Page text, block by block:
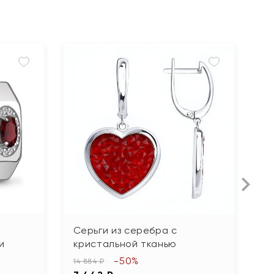
Серьги из серебра с
кристальной тканью
14 884 ₽ -50%